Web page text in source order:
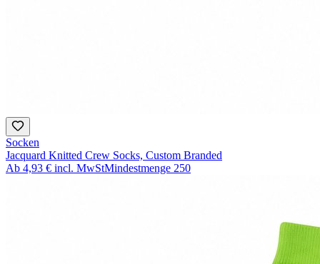
Socken
Jacquard Knitted Crew Socks, Custom Branded
Ab 4,93 € incl. MwStMindestmenge 250